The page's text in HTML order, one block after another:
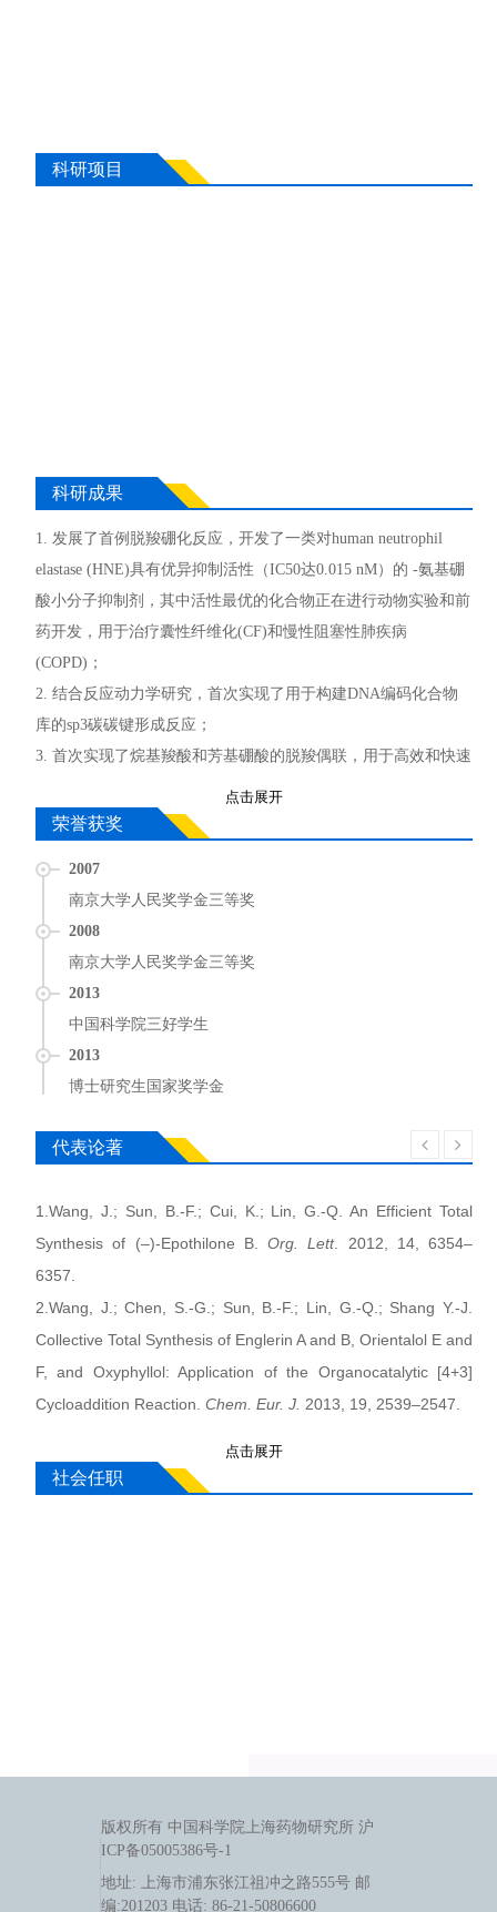
科研项目
科研成果
1. 发展了首例脱羧硼化反应，开发了一类对human neutrophil
elastase (HNE)具有优异抑制活性（IC50达0.015 nM）的 -氨基硼
酸小分子抑制剂，其中活性最优的化合物正在进行动物实验和前
药开发，用于治疗囊性纤维化(CF)和慢性阻塞性肺疾病
(COPD)；
2. 结合反应动力学研究，首次实现了用于构建DNA编码化合物
库的sp3碳碳键形成反应；
3. 首次实现了烷基羧酸和芳基硼酸的脱羧偶联，用于高效和快速
扩展含Csp2-Csp3的小分子药物化学空间。
点击展开
荣誉获奖
2007
南京大学人民奖学金三等奖
2008
南京大学人民奖学金三等奖
2013
中国科学院三好学生
2013
博士研究生国家奖学金
代表论著
1.Wang, J.; Sun, B.-F.; Cui, K.; Lin, G.-Q. An Efficient Total
Synthesis of (–)-Epothilone B. Org. Lett. 2012, 14, 6354–
6357.
2.Wang, J.; Chen, S.-G.; Sun, B.-F.; Lin, G.-Q.; Shang Y.-J.
Collective Total Synthesis of Englerin A and B, Orientalol E and
F, and Oxyphyllol: Application of the Organocatalytic [4+3]
Cycloaddition Reaction. Chem. Eur. J. 2013, 19, 2539–2547.
Q.; Zou J.-P. A Concise Formal Synthesis of Platencin.
Chem. Front. 2015, 2, 674–676.
J. S.; Brown, S.; Farrell, W.; Dushin, R.; O’Donnell, C. J.;
Ratnayake, A. S.; Richardson, P.; Liu, Z.; Qin, T.; Blackmond,
D. G.; Baran, P. S. Kinetically Guided Radical-Based Synthesis
点击展开
社会任职
版权所有 中国科学院上海药物研究所 沪
ICP备05005386号-1
地址: 上海市浦东张江祖冲之路555号 邮
编:201203 电话: 86-21-50806600